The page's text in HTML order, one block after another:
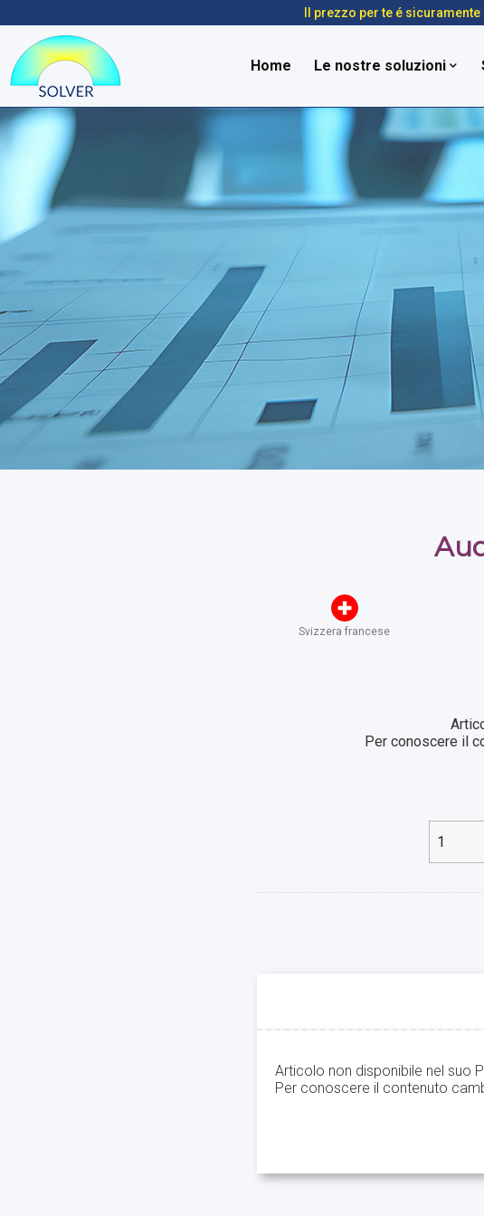
Il prezzo per te é
Home Le nostre soluzioni
Svizzera francese
Per conoscere il
Articolo non disponibile nel suo
Per conoscere il contenuto